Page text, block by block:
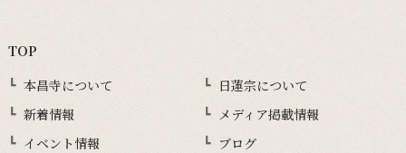
TOP
本昌寺について
日蓮宗について
新着情報
メディア掲載情報
イベント情報
ブログ